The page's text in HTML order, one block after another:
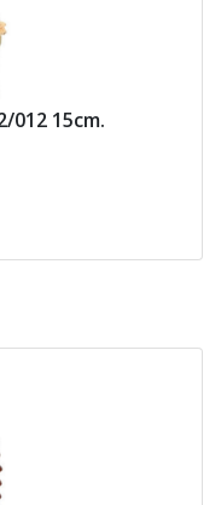
012 15cm.